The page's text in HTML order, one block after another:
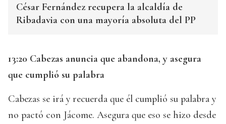
César Fernández recupera la alcaldía de
Ribadavia con una mayoría absoluta del PP
13:20 Cabezas anuncia que abandona, y asegura
que cumplió su palabra
Cabezas se irá y recuerda que él cumplió su palabra y
no pactó con Jácome. Asegura que eso se hizo desde